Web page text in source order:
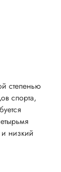
степенью
спорта,
низкий